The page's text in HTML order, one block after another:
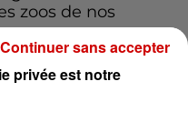
zoos de nos
privée est notre
Continuer sans accepter